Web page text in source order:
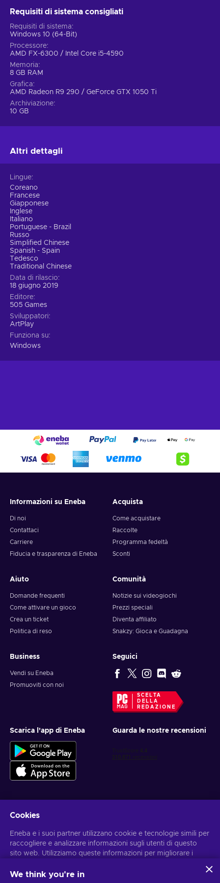
pochissime cose possono rendere una storia più convincente
fuori campo, la traccia musicale non è per niente meno
sorprendente! Compra Bloodstained: Ritual of the Night Key
e partecipa in prima persona a un gameplay di qualità.
Requisiti di sistema consigliati
Requisiti di sistema
Windows 10 (64-Bit)
Processore
AMD FX-6300 / Intel Core i5-4590
Memoria
8 GB RAM
Grafica
AMD Radeon R9 290 / GeForce GTX 1050 Ti
Archiviazione
10 GB
Altri dettagli
Lingue
Coreano
Francese
Giapponese
Inglese
Italiano
Portuguese - Brazil
Russo
Simplified Chinese
Spanish - Spain
Tedesco
Traditional Chinese
Data di rilascio
18 giugno 2019
Editore
505 Games
Sviluppatori
ArtPlay
Funziona su
Windows
Informazioni su Eneba
Di noi
Contattaci
Carriere
Fiducia e trasparenza di Eneba
Acquista
Come acquistare
Raccolte
Programma fedeltà
Sconti
Aiuto
Domande frequenti
Come attivare un gioco
Crea un ticket
Politica di reso
Comunità
Notizie sui videogiochi
Prezzi speciali
Diventa affiliato
Snakzy: Gioca e Guadagna
Business
Vendi su Eneba
Promuoviti con noi
Seguici
SCELTA
DELLA
REDAZIONE
Scarica l'app di Eneba Guarda le nostre recensioni
Ottieni offerte di gioco personalizzate
Iscriviti
Puoi annullare l'iscrizione in qualsiasi momento. Visital'informativa
Cookies
Eneba e i suoi partner utilizzano cookie e tecnologie simili per
raccogliere e analizzare informazioni sugli utenti di questo
sito web. Utilizziamo queste informazioni per migliorare i
personali potrebbero anche essere usati per personalizzare
We think you're in